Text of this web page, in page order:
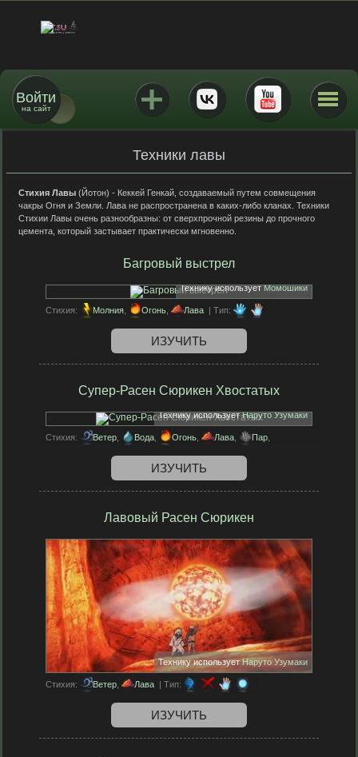
Войти
на сайт
Техники лавы
Стихия Лавы (Йотон) - Кеккей Генкай, создаваемый путем совмещения
чакры Огня и Земли. Лава не распространена в каких-либо кланах. Техники
Стихии Лавы очень разнообразны: от сверхпрочной резины до прочного
цемента, который застывает практически мгновенно.
Багровый выстрел
Технику используетМомошики
Стихия: Молния Огонь Лава | Тип:
ИЗУЧИТЬ
Супер-Расен Сюрикен Хвостатых
Технику используетНаруто Узумаки
Стихия: Ветер Вода Огонь Лава Пар
ИЗУЧИТЬ
Лавовый Расен Сюрикен
Технику используетНаруто Узумаки
Стихия: Ветер Лава | Тип:
ИЗУЧИТЬ